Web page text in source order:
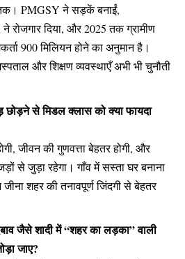
PMGSY ने सड़कें बनाईं,
रोजगार दिया, और 2025 तक ग्रामीण
900 मिलियन होने का अनुमान है।
और शिक्षण व्यवस्थाएँ अभी भी चुनौती
छोड़ने से मिडल क्लास को क्या फायदा
जीवन की गुणवत्ता बेहतर होगी, और
से जुड़ा रहेगा। गाँव में सस्ता घर बनाना
शहर की तनावपूर्ण जिंदगी से बेहतर
जैसे शादी में “शहर का लड़का” वाली
जाए?